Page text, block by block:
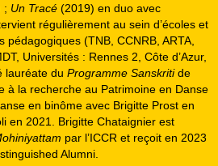
; Un Tracé (2019) en duo avec
régulièrement au sein d’écoles et
pédagogiques (TNB, CCNRB, ARTA,
Universités : Rennes 2, Côte d’Azur,
lauréate du Programme Sanskritide
à la recherche au Patrimoine en Danse
en binôme avec Brigitte Prost en
en 2021. Brigitte Chataignier est
par l’ICCR et reçoit en 2023
Alumni.